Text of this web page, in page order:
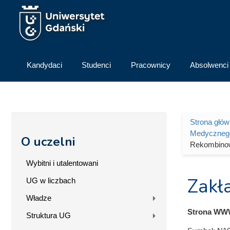
Przejdź do treści
Kandydaci Studenci Pracownicy Absolwenci
O uczelni
Wybitni i utalentowani
UG w liczbach
Władze
Struktura UG
Strona
Strona